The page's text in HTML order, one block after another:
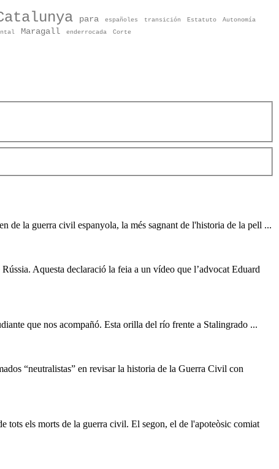
para españoles transición Estatuto
Autonomía
Maragall enderrocada Corte
de la guerra civil espanyola, la més sagnant de l'historia de la pell ...
Aquesta declaració la feia a un vídeo que l’advocat Eduard
que nos acompañó. Esta orilla del río frente a Stalingrado ...
“neutralistas” en revisar la historia de la Guerra Civil con
tots els morts de la guerra civil. El segon, el de l'apoteòsic comiat